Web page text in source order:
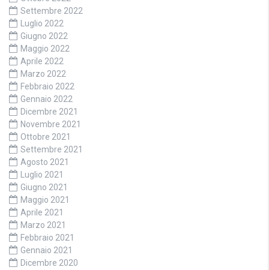
Settembre 2022
Luglio 2022
Giugno 2022
Maggio 2022
Aprile 2022
Marzo 2022
Febbraio 2022
Gennaio 2022
Dicembre 2021
Novembre 2021
Ottobre 2021
Settembre 2021
Agosto 2021
Luglio 2021
Giugno 2021
Maggio 2021
Aprile 2021
Marzo 2021
Febbraio 2021
Gennaio 2021
Dicembre 2020